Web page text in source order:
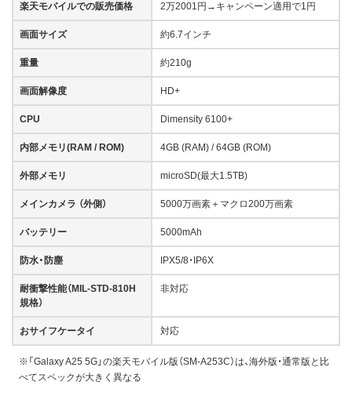
楽天モバイルでの販売価格 2万2001円→キャンペーン適用で1円
画面サイズ 約6.7インチ
重量 約210g
画面解像度 HD+
CPU Dimensity 6100+
内部メモリ(RAM / ROM) 4GB (RAM) / 64GB (ROM)
外部メモリ microSD(最大1.5TB)
メインカメラ （外側） 5000万画素＋マクロ200万画素
バッテリー 5000mAh
防水・防塵 IPX5/8・IP6X
耐衝撃性能（MIL-STD-810H
規格）
非対応
おサイフケータイ 対応
※「Galaxy A25 5G」の楽天モバイル版（SM-A253C）は、海外版・通常版と比
べてスペックが大きく異なる